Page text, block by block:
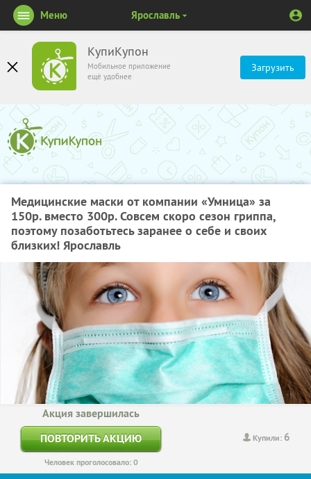
КупиКупон
Мобильное приложение
ещё удобнее
Загрузить
Меню Ярославль
Медицинские маски от компании «Умница» за
150р. вместо 300р. Совсем скоро сезон гриппа,
поэтому позаботьтесь заранее о себе и своих
близких! Ярославль
Купили: 6
Акция завершилась
ПОВТОРИТЬ АКЦИЮ
Человек проголосовало: 0